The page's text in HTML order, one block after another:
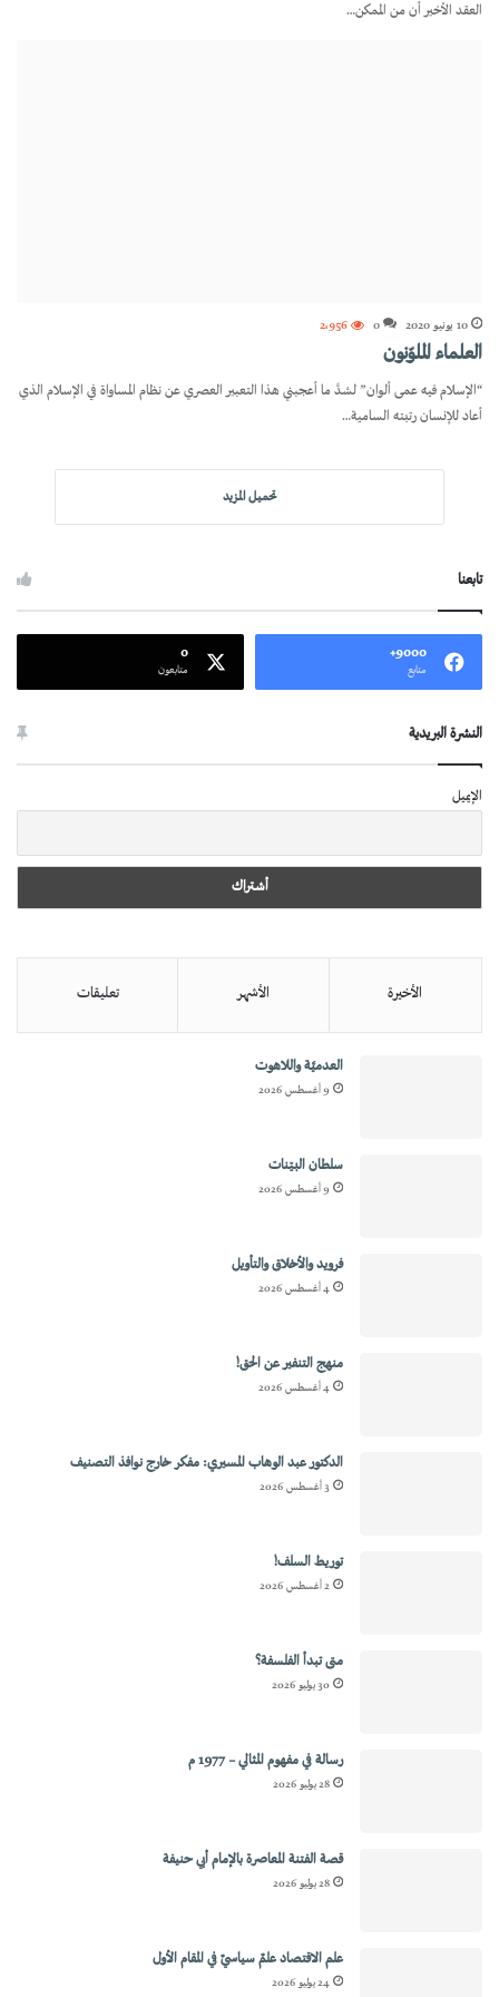
العقد الأخير أن من الممكن…
10 يونيو 2020 0 2٬956
العلماء الملوّنون
“الإسلام فيه عمى ألوان” لشدَّ ما أعجبني هذا التعبير العصري عن نظام المساواة في الإسلام الذي
أعاد للإنسان رتبته السامية…
تحميل المزيد
تابعنا
9000+
متابع
0
متابعون
النشرة البريدية
الإيميل
الأخيرة الأشهر تعليقات
العدميَّة واللاهوت
9 أغسطس 2026
سلطان البيّنات
9 أغسطس 2026
فرويد والأخلاق والتأويل
4 أغسطس 2026
منهج التنفير عن الحق!
4 أغسطس 2026
الدكتور عبد الوهاب المسيري: مفكر خارج نوافذ التصنيف
3 أغسطس 2026
توريط السلف!
2 أغسطس 2026
متى تبدأ الفلسفة؟
30 يوليو 2026
رسالة في مفهوم المثالي – 1977 م
28 يوليو 2026
قصة الفتنة المعاصرة بالإمام أبي حنيفة
28 يوليو 2026
علم الاقتصاد علمٌ سياسيٌ في المقام الأول
24 يوليو 2026